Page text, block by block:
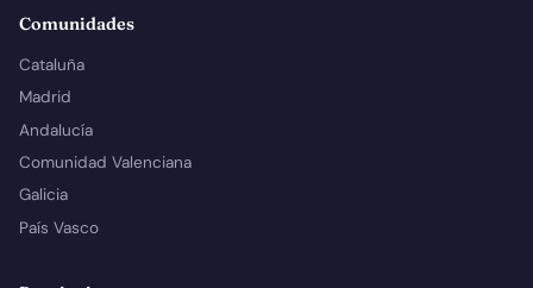
Comunidades
Cataluña
Madrid
Andalucía
Comunidad Valenciana
Galicia
País Vasco